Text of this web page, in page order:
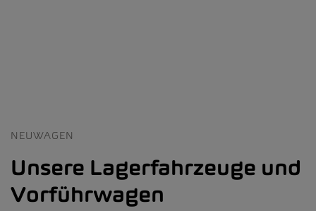
NEUWAGEN
Unsere Lagerfahrzeuge und
Vorführwagen